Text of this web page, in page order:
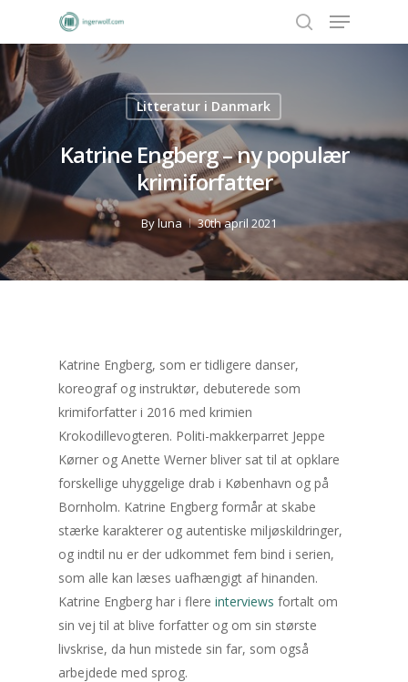
Hit enter to search or ESC to close
Litteratur i Danmark
Katrine Engberg – ny populær
krimiforfatter
Byluna 30th april 2021
Katrine Engberg, som er tidligere danser,
koreograf og instruktør, debuterede som
krimiforfatter i 2016 med krimien
Krokodillevogteren. Politi-makkerparret Jeppe
Kørner og Anette Werner bliver sat til at opklare
forskellige uhyggelige drab i København og på
Bornholm. Katrine Engberg formår at skabe
stærke karakterer og autentiske miljøskildringer,
og indtil nu er der udkommet fem bind i serien,
som alle kan læses uafhængigt af hinanden.
Katrine Engberg har i flere interviews fortalt om
sin vej til at blive forfatter og om sin største
livskrise, da hun mistede sin far, som også
arbejdede med sprog.